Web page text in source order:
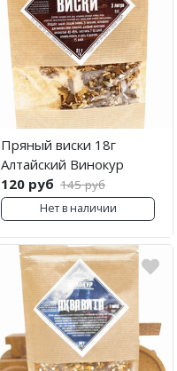
Пряный виски 18г
Алтайский Винокур
120 руб 145 руб
Нет в наличии